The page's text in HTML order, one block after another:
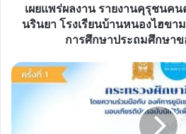
โดย
นริน
ยา
เผยแพร่ผลงาน รายงานคุรุชนค
นรินยา โรงเรียนบ้านหนองไฮขา
การศึกษาประถมศึกษา
ลง
ทะเบียน